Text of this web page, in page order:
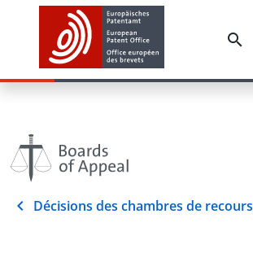
Décisions des chambres de recours